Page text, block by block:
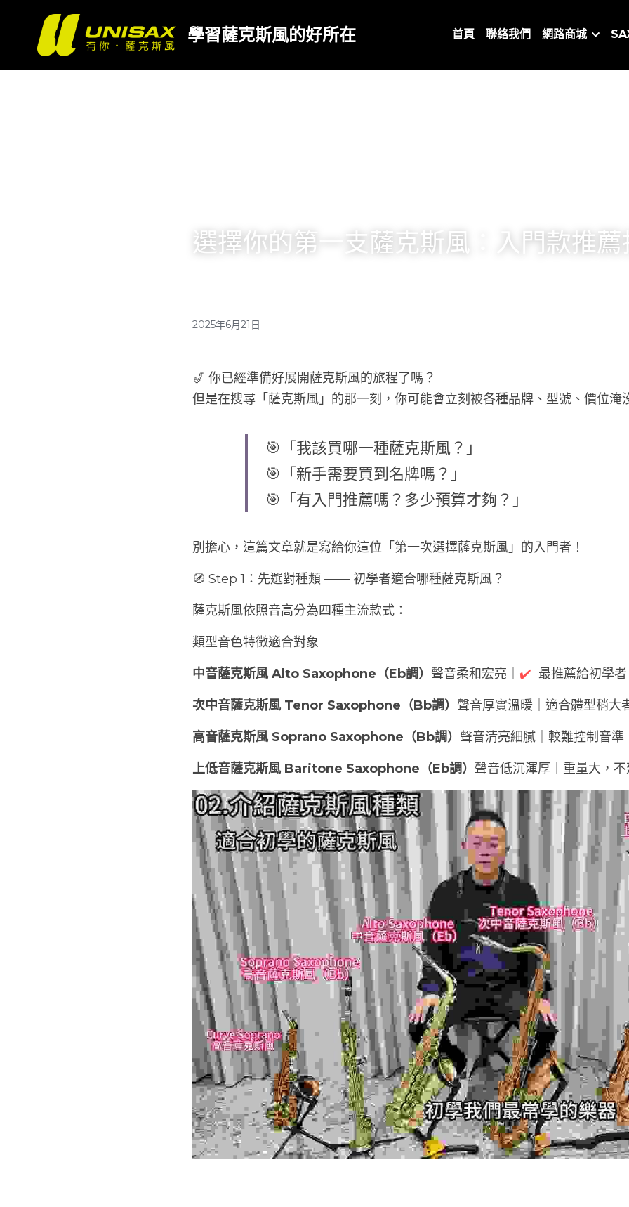
學習薩克斯風的好所在 首頁 聯絡我們 網路商城
選擇你的第一支薩克斯風：入門款推
2025年6月21日
🎷 你已經準備好展開薩克斯風的旅程了嗎？
但是在搜尋「薩克斯風」的那一刻，你可能會立刻被各種品牌、型號、價位淹
🎯「我該買哪一種薩克斯風？」
🎯「新手需要買到名牌嗎？」
🎯「有入門推薦嗎？多少預算才夠？」
別擔心，這篇文章就是寫給你這位「第一次選擇薩克斯風」的入門者！
🧭 Step 1：先選對種類 —— 初學者適合哪種薩克斯風？
薩克斯風依照音高分為四種主流款式：
類型音色特徵適合對象
中音薩克斯風 Alto Saxophone（Eb調） 聲音柔和宏亮｜ ✔️
  最推薦給初學者
次中音薩克斯風 Tenor Saxophone（Bb調） 聲音厚實溫暖｜適合體型稍大
高音薩克斯風 Soprano Saxophone（Bb調） 聲音清亮細膩｜較難控制音準
上低音薩克斯風 Baritone Saxophone（Eb調） 聲音低沉渾厚｜重量大，